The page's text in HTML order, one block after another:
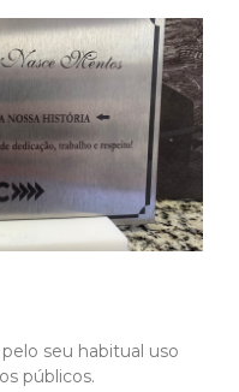
seu habitual uso
públicos.